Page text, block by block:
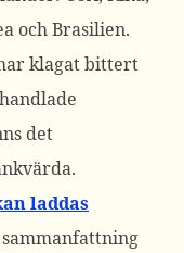
och Brasilien.
klagat bittert
det
laddas